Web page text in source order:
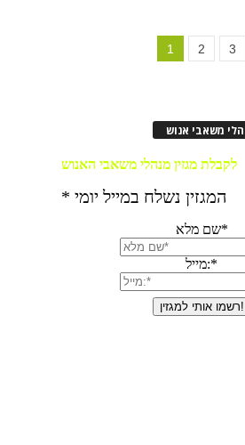
1 2 3
משאבי אנוש